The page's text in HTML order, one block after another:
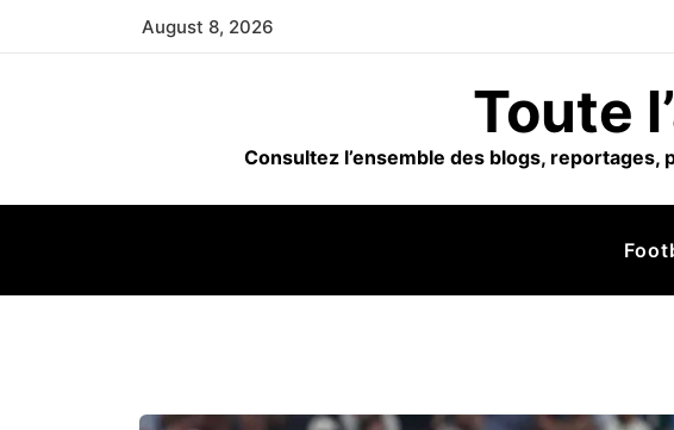
August 8, 2026
Toute
Consultez l’ensemble des blogs,